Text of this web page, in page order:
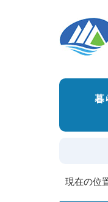
暮
現在の位